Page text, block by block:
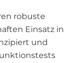
robuste
Einsatz in
und